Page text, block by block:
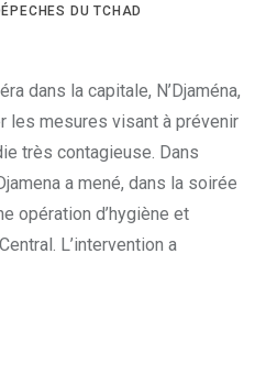
DU TCHAD
dans la capitale, N’Djaména,
les mesures visant à prévenir
très contagieuse. Dans
a mené, dans la soirée
opération d’hygiène et
L’intervention a